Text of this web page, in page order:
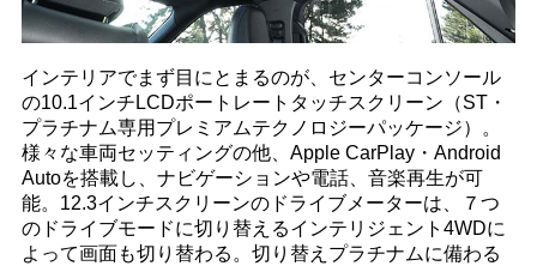
インテリアでまず目にとまるのが、センターコンソール
の10.1インチLCDポートレートタッチスクリーン（ST・
プラチナム専用プレミアムテクノロジーパッケージ）。
様々な車両セッティングの他、Apple CarPlay・Android
Autoを搭載し、ナビゲーションや電話、音楽再生が可
能。12.3インチスクリーンのドライブメーターは、７つ
のドライブモードに切り替えるインテリジェント4WDに
よって画面も切り替わる。切り替えプラチナムに備わる